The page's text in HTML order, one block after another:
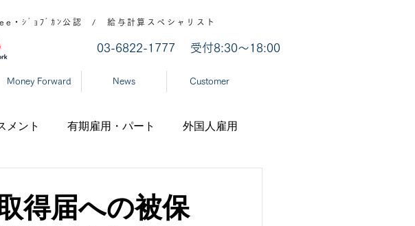
・ｼﾞｮﾌﾞｶﾝ公認 / 給与計算スペシャリスト
​03-6822-1777 受付8:30～18:00
Money Forward News Customer
メント 有期雇用・パート 外国人雇用
得届への被保